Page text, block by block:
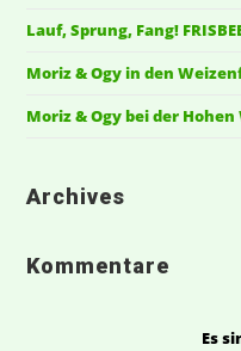
Lauf, Sprung, Fang!
Moriz & Ogy in den
Moriz & Ogy bei der Hohen
Archives
Kommentare
Es